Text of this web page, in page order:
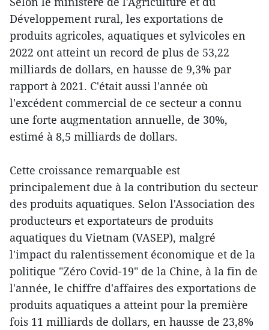
Développement rural, les exportations de
produits agricoles, aquatiques et sylvicoles en
2022 ont atteint un record de plus de 53,22
milliards de dollars, en hausse de 9,3% par
rapport à 2021. C'était aussi l'année où
l'excédent commercial de ce secteur a connu
une forte augmentation annuelle, de 30%,
estimé à 8,5 milliards de dollars.
Cette croissance remarquable est
principalement due à la contribution du secteur
des produits aquatiques. Selon l'Association des
producteurs et exportateurs de produits
aquatiques du Vietnam (VASEP), malgré
l'impact du ralentissement économique et de la
politique "Zéro Covid-19" de la Chine, à la fin de
l'année, le chiffre d'affaires des exportations de
produits aquatiques a atteint pour la première
fois 11 milliards de dollars, en hausse de 23,8%